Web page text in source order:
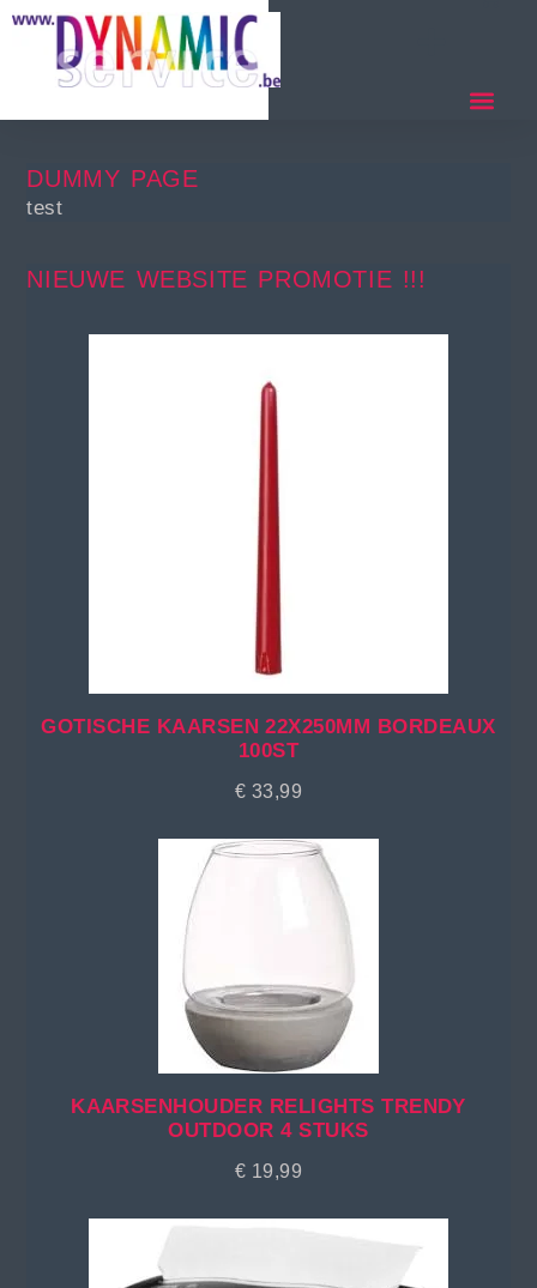
DUMMY PAGE
test
NIEUWE WEBSITE PROMOTIE !!!
GOTISCHE KAARSEN 22X250MM BORDEAUX
100ST
€ 33,99
KAARSENHOUDER RELIGHTS TRENDY
OUTDOOR 4 STUKS
€ 19,99